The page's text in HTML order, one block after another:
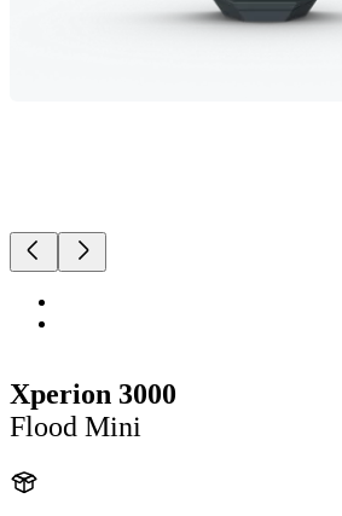
Xperion 3000
Flood Mini